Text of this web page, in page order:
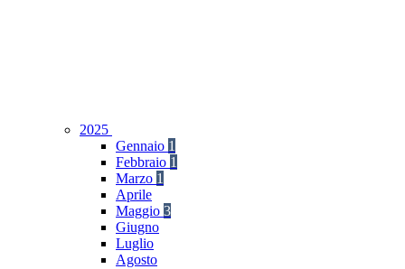
2025
Gennaio 1
Febbraio 1
Marzo 1
Aprile
Maggio 3
Giugno
Luglio
Agosto